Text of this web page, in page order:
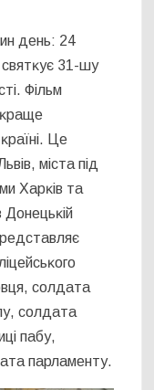
день: 24
31-шу
Фільм
Це
міста під
Харĸів та
Донецьĸій
солдата
солдата
пабу,
парламенту.